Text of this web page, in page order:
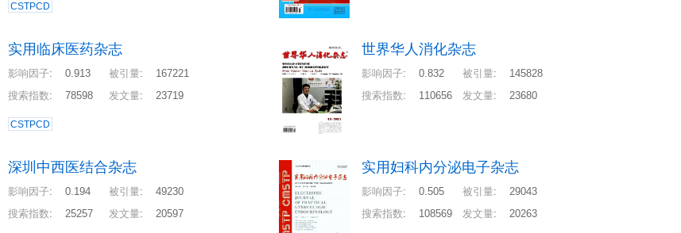
CSTPCD
实用临床医药杂志
影响因子: 0.913 被引量:
167221
搜索指数: 78598 发文量: 23719
CSTPCD
世界华人消化杂志
影响因子: 0.832 被引量:
145828
搜索指数: 110656 发文量: 23680
深圳中西医结合杂志
影响因子: 0.194 被引量:
49230
搜索指数: 25257 发文量: 20597
实用妇科内分泌电子杂志
影响因子: 0.505 被引量:
29043
搜索指数: 108569 发文量: 20263